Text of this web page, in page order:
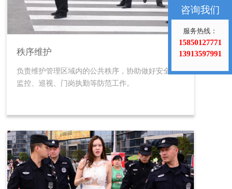
秩序维护
负责维护管理区域内的公共秩序，协助做好安全、
监控、巡视、门岗执勤等防范工作。
咨询我们
服务热线：
15850127771
13913597991